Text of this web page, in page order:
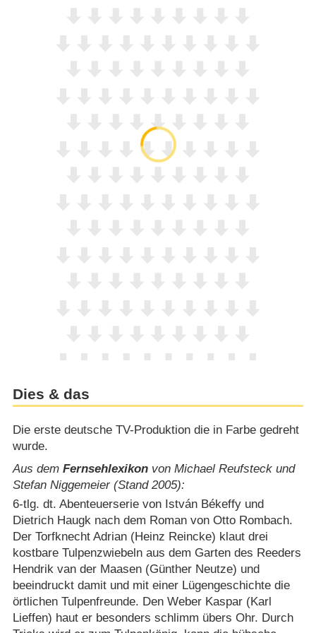
Dies & das
Die erste deutsche TV-Produktion die in Farbe gedreht
wurde.
Aus dem Fernsehlexikonvon Michael Reufsteck und
Stefan Niggemeier (Stand 2005):
6-tlg. dt. Abenteuerserie von István Békeffy und
Dietrich Haugk nach dem Roman von Otto Rombach.
Der Torfknecht Adrian (Heinz Reincke) klaut drei
kostbare Tulpenzwiebeln aus dem Garten des Reeders
Hendrik van der Maasen (Günther Neutze) und
beeindruckt damit und mit einer Lügengeschichte die
örtlichen Tulpenfreunde. Den Weber Kaspar (Karl
Lieffen) haut er besonders schlimm übers Ohr. Durch